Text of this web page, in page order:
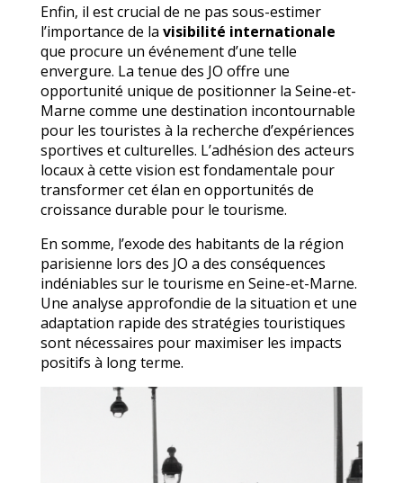
Enfin, il est crucial de ne pas sous-estimer
l’importance de la visibilité internationale
que procure un événement d’une telle
envergure. La tenue des JO offre une
opportunité unique de positionner la Seine-et-
Marne comme une destination incontournable
pour les touristes à la recherche d’expériences
sportives et culturelles. L’adhésion des acteurs
locaux à cette vision est fondamentale pour
transformer cet élan en opportunités de
croissance durable pour le tourisme.
En somme, l’exode des habitants de la région
parisienne lors des JO a des conséquences
indéniables sur le tourisme en Seine-et-Marne.
Une analyse approfondie de la situation et une
adaptation rapide des stratégies touristiques
sont nécessaires pour maximiser les impacts
positifs à long terme.